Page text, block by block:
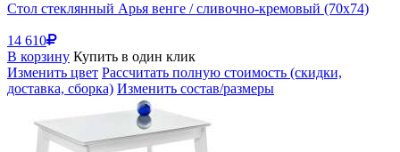
Стол стеклянный Арья венге / сливочно-кремовый (70x74)
14 610
В корзину Купить в один клик
Изменить цвет Рассчитать полную стоимость (скидки,
доставка, сборка) Изменить состав/размеры